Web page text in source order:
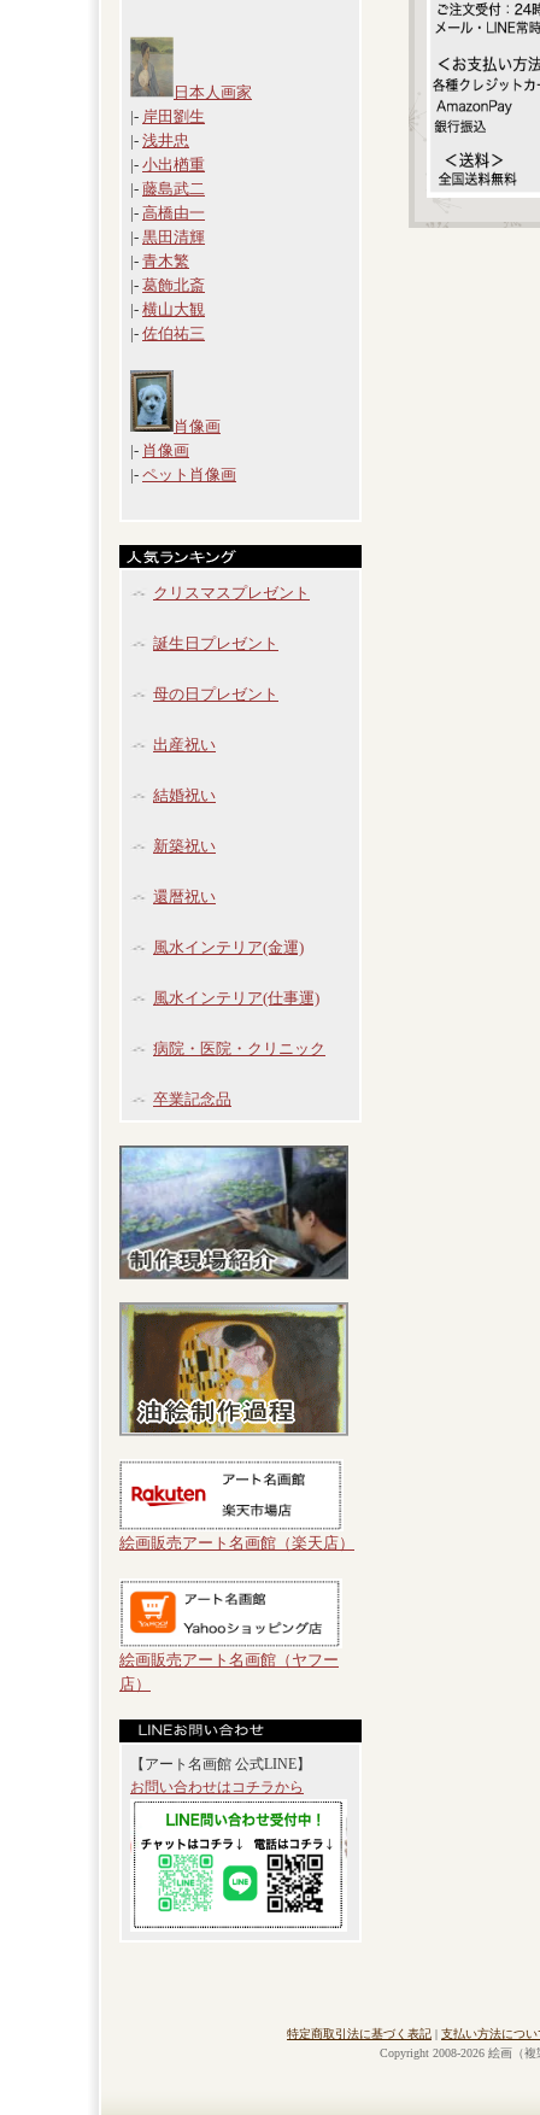
日本人画家
|- 岸田劉生
|- 浅井忠
|- 小出楢重
|- 藤島武二
|- 高橋由一
|- 黒田清輝
|- 青木繁
|- 葛飾北斎
|- 横山大観
|- 佐伯祐三
肖像画
|- 肖像画
|- ペット肖像画
クリスマスプレゼント
誕生日プレゼント
母の日プレゼント
出産祝い
結婚祝い
新築祝い
還暦祝い
風水インテリア(金運)
風水インテリア(仕事運)
病院・医院・クリニック
卒業記念品
絵画販売アート名画館（楽天店）
絵画販売アート名画館（ヤフー
店）
【アート名画館 公式LINE】
お問い合わせはコチラから
特定商取引法に基づく表記 | 支払い方法につい
Copyright 2008-2026 絵画（